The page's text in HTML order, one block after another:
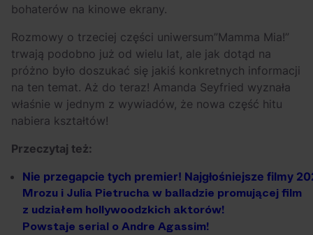
bohaterów na kinowe ekrany.
Rozmowy o trzeciej części uniwersum”Mamma Mia!”
trwają podobno już od wielu lat, ale jak dotąd na
próżno było doszukać się jakiś konkretnych informacji
na ten temat. Aż do teraz! Amanda Seyfried wyznała
właśnie w jednym z wywiadów, że nowa część hitu
nabiera kształtów!
Przeczytaj też:
Nie przegapcie tych premier! Najgłośniejsze filmy
Mrozu i Julia Pietruchaw balladzie promującejfilm
z udziałem hollywoodzkich aktorów!
Powstaje serial o Andre Agassim!